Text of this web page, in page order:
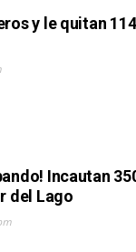
y le quitan
Incautan
del Lago